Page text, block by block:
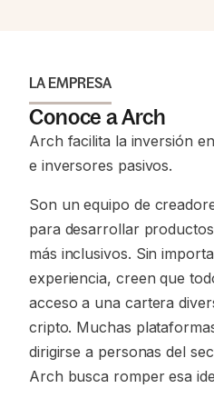
LA EMPRESA
Conoce a Arch
Arch facilita la inversión
e inversores pasivos.
Son un equipo de
para desarrollar
más inclusivos. Sin
experiencia, creen que
acceso a una cartera
cripto. Muchas
dirigirse a personas del
Arch busca romper esa